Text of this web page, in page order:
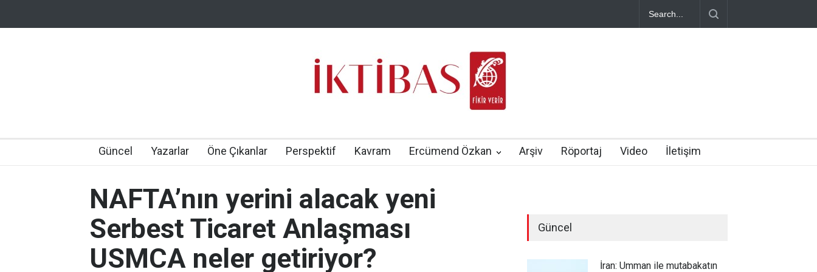
Güncel Yazarlar Öne Çıkanlar Perspektif Kavram Ercümend Özkan Arşiv Röportaj Video İletişim
NAFTA’nın yerini alacak yeni
Serbest Ticaret Anlaşması
USMCA neler getiriyor?
Güncel
İran: Umman ile mutabakatın